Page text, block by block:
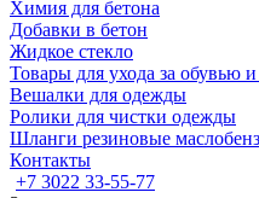
Химия для бетона
Добавки в бетон
Жидкое стекло
Товары для ухода за обувью
Вешалки для одежды
Ролики для чистки одежды
Шланги резиновые
Контакты
+7 3022 33-55-77